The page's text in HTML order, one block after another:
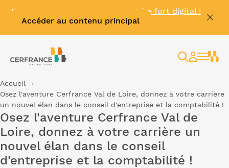
Accéder au contenu principal
Se connecter à
, le coffre fort digital !
🔓
Rechercher
Espace
Accueil
Osez l'aventure Cerfrance Val de Loire, donnez à votre carrière
un nouvel élan dans le conseil d'entreprise et la comptabilité !
Osez l'aventure Cerfrance Val de
Loire, donnez à votre carrière un
nouvel élan dans le conseil
d'entreprise et la comptabilité !